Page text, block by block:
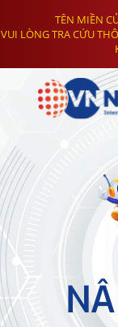
TÊN MIỀN
VUI LÒNG TRA CỨU